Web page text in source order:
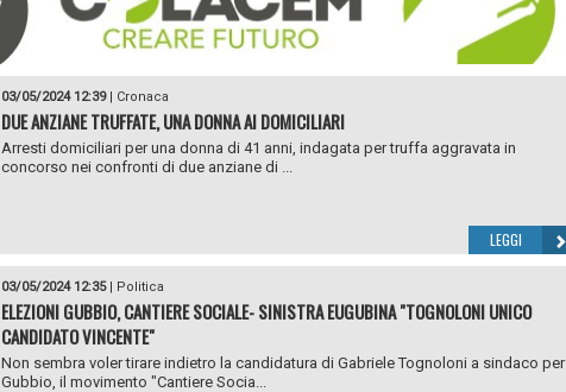
03/05/2024 12:39| Cronaca
DUE ANZIANE TRUFFATE, UNA DONNA AI DOMICILIARI
Arresti domiciliari per una donna di 41 anni, indagata per truffa aggravata in
concorso nei confronti di due anziane di ...
LEGGI
03/05/2024 12:35| Politica
ELEZIONI GUBBIO, CANTIERE SOCIALE- SINISTRA EUGUBINA "TOGNOLONI UNICO
CANDIDATO VINCENTE"
Non sembra voler tirare indietro la candidatura di Gabriele Tognoloni a sindaco per
Gubbio, il movimento "Cantiere Socia...